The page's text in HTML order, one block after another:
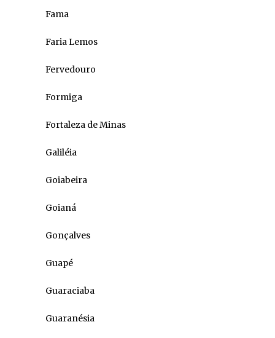
Fama
Faria Lemos
Fervedouro
Formiga
Fortaleza de Minas
Galiléia
Goiabeira
Goianá
Gonçalves
Guapé
Guaraciaba
Guaranésia